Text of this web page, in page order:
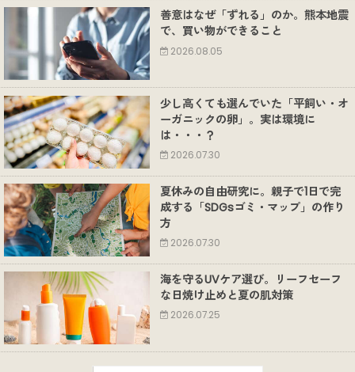
善意はなぜ「ずれる」のか。熊本地震
で、買い物ができること
2026.08.05
少し高くても選んでいた「平飼い・オ
ーガニックの卵」。実は環境に
は・・・？
2026.07.30
夏休みの自由研究に。親子で1日で完
成する「SDGsゴミ・マップ」の作り
方
2026.07.30
海を守るUVケア選び。リーフセーフ
な日焼け止めと夏の肌対策
2026.07.25